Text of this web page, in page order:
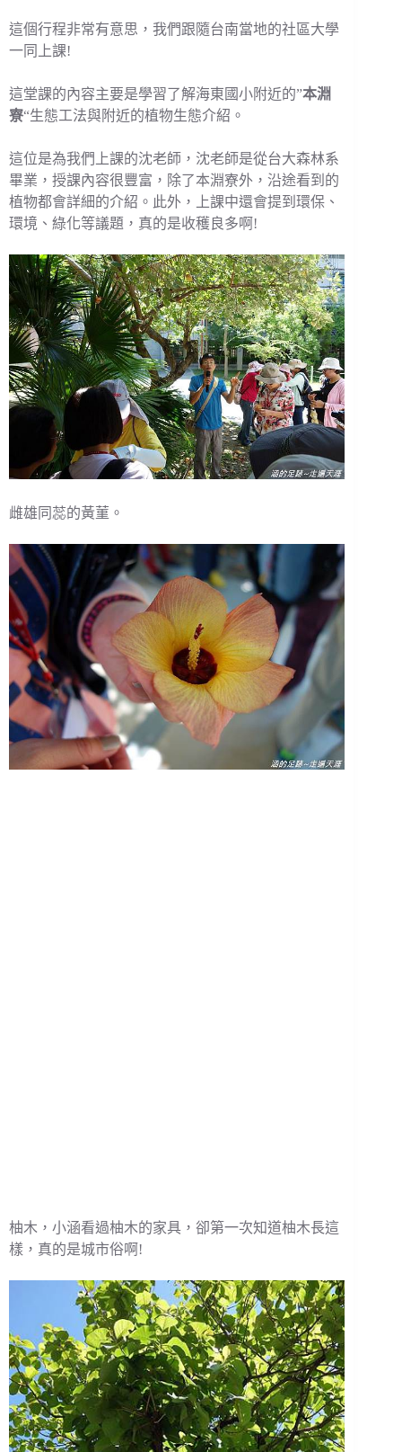
這個行程非常有意思，我們跟隨台南當地的社區大學
一同上課!
這堂課的內容主要是學習了解海東國小附近的”本淵
寮“生態工法與附近的植物生態介紹。
這位是為我們上課的沈老師，沈老師是從台大森林系
畢業，授課內容很豐富，除了本淵寮外，沿途看到的
植物都會詳細的介紹。此外，上課中還會提到環保、
環境、綠化等議題，真的是收穫良多啊!
雌雄同蕊的黃菫。
柚木，小涵看過柚木的家具，卻第一次知道柚木長這
樣，真的是城市俗啊!